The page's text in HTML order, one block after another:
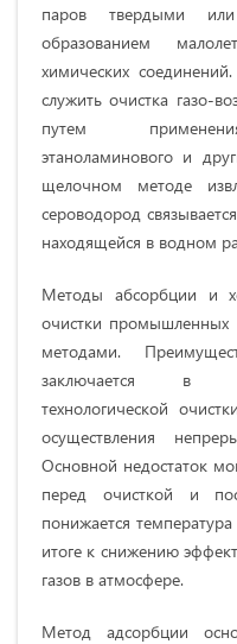
паров твердыми
образованием
химических
служить очистка газо-
путем
этаноламинового и
щелочном методе
сероводород
находящейся в водном
Методы абсорбции и
очистки промышленных
методами.
заключается в
технологической
осуществления
Основной недостаток
перед очисткой и
понижается
итоге к снижению
газов в атмосфере.
Метод адсорбции